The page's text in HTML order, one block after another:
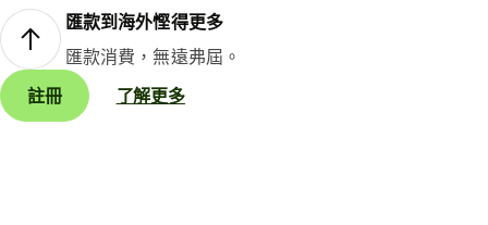
匯款到海外慳得更多
匯款消費，無遠弗屆。
註冊
了解更多